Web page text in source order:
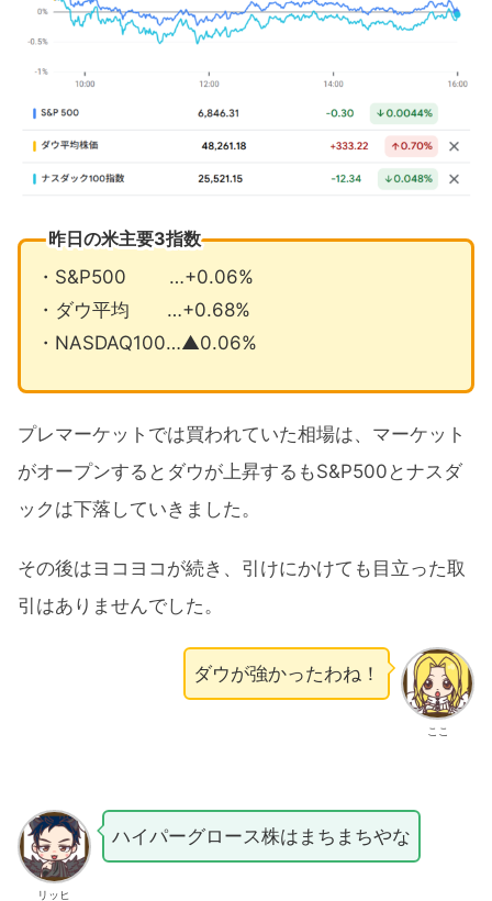
へ
11月の注目イベントについて
昨日の米主要3指数
・S&P500 …+0.06%
・ダウ平均 …+0.68%
・NASDAQ100…▲0.06%
プレマーケットでは買われていた相場は、マーケット
がオープンするとダウが上昇するもS&P500とナスダ
ックは下落していきました。
その後はヨコヨコが続き、引けにかけても目立った取
引はありませんでした。
ここ
ダウが強かったわね！
リッヒ
ハイパーグロース株はまちまちやな